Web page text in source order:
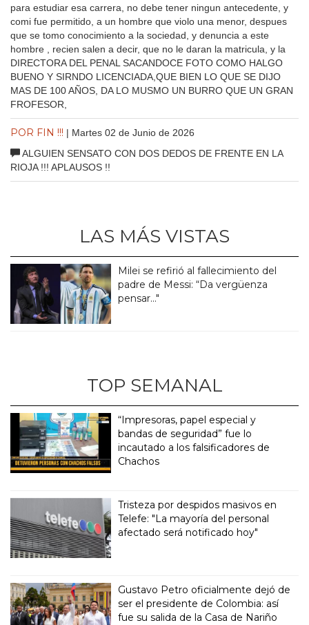
para estudiar esa carrera, no debe tener ningun antecedente, y
comi fue permitido, a un hombre que violo una menor, despues
que se tomo conocimiento a la sociedad, y denuncia a este
hombre , recien salen a decir, que no le daran la matricula, y la
DIRECTORA DEL PENAL SACANDOCE FOTO COMO HALGO
BUENO Y SIRNDO LICENCIADA,QUE BIEN LO QUE SE DIJO
MAS DE 100 AÑOS, DA LO MUSMO UN BURRO QUE UN GRAN
FROFESOR,
POR FIN !!! | Martes 02 de Junio de 2026
ALGUIEN SENSATO CON DOS DEDOS DE FRENTE EN LA
RIOJA !!! APLAUSOS !!
LAS MÁS VISTAS
Milei se refirió al fallecimiento del
padre de Messi: “Da vergüenza
pensar..."
TOP SEMANAL
“Impresoras, papel especial y
bandas de seguridad” fue lo
incautado a los falsificadores de
Chachos
Tristeza por despidos masivos en
Telefe: "La mayoría del personal
afectado será notificado hoy"
Gustavo Petro oficialmente dejó de
ser el presidente de Colombia: así
fue su salida de la Casa de Nariño